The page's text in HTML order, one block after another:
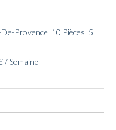
Provence, 10 Pièces, 5
/ Semaine